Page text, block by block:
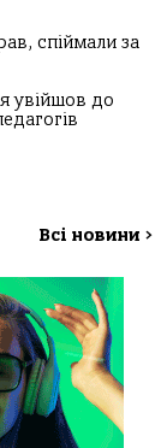
спіймали за
увійшов до
Всі новини >